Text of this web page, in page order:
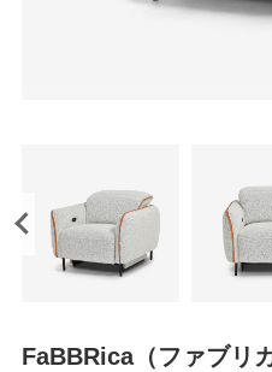
FaBBRica（ファブリ